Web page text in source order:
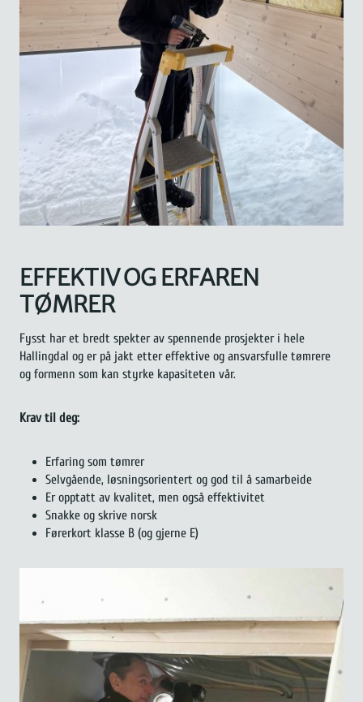
EFFEKTIV OG ERFAREN
TØMRER
Fysst har et bredt spekter av spennende prosjekter i hele
Hallingdal og er på jakt etter effektive og ansvarsfulle tømrere
og formenn som kan styrke kapasiteten vår.
Krav til deg:
Erfaring som tømrer
Selvgående, løsningsorientert og god til å samarbeide
Er opptatt av kvalitet, men også effektivitet
Snakke og skrive norsk
Førerkort klasse B (og gjerne E)